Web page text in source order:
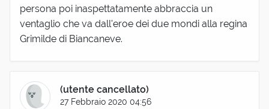
persona poi inaspettatamente abbraccia un
ventaglio che va dall'eroe dei due mondi alla regina
Grimilde di Biancaneve.
(utente cancellato)
27 Febbraio 2020 04:56